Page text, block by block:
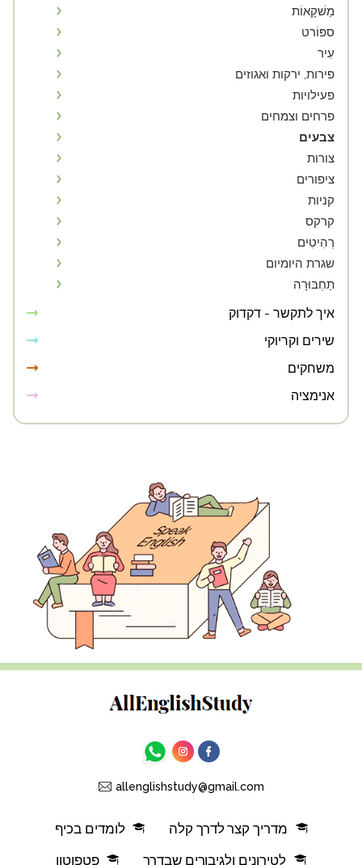
מַשׁקָאוֹת
ספּוֹרט
עִיר
פירות, ירקות ואגוזים
פעילויות
פרחים וצמחים
צבעים
צורות
ציפורים
קניות
קרקס
רְהִיטִים
שגרת היומיום
תַחְבּוּרָה
איך לתקשר - דקדוק
שירים וקריוקי
משחקים
אנימציה
מדריך קצר לדרך קלה
לומדים בכיף
לטירונים ולגיבורים שבדרך
פטפוטון
allenglishstudy@gmail.com